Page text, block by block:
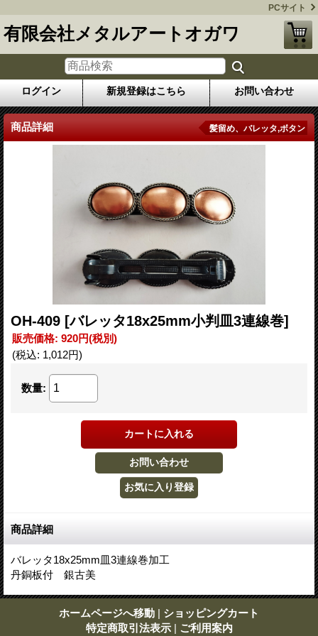
PCサイト
有限会社メタルアートオガワ
ログイン 新規登録はこちら お問い合わせ
商品詳細 髪留め、バレッタ,ボタン
OH-409 [バレッタ18x25mm小判皿3連線巻]
販売価格: 920円(税別)
(税込: 1,012円)
数量:
商品詳細
バレッタ18x25mm皿3連線巻加工
丹銅板付 銀古美
ホームページへ移動 | ショッピングカート
特定商取引法表示 | ご利用案内